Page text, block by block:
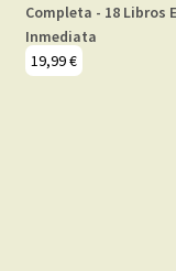
Completa - 18 Libros
Inmediata
19,99€